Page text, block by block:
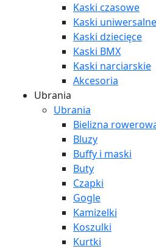
Kaski czasowe
Kaski
Kaski dziecięce
Kaski BMX
Kaski narciarskie
Akcesoria
Ubrania
Ubrania
Bielizna
Bluzy
Buffy i maski
Buty
Czapki
Gogle
Kamizelki
Koszulki
Kurtki